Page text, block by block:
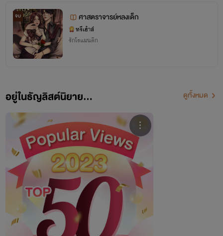
จบ ศาสตราจารย์หลงเด็ก
ทรีเฮ้าส์
รักโรแมนติก
อยู่ในธัญลิสต์นิยาย... ดูทั้งหมด